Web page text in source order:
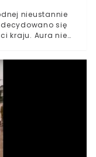
nieustannie
się
kraju. Aura nie
że koniec
będą
Ważne jest
wskazanym w
sobą tragiczne
ukrywają, że
spokojnych.